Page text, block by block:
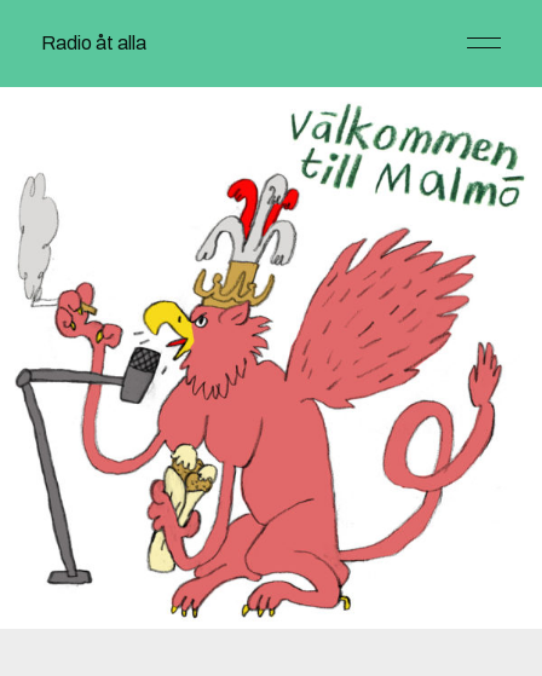
Radio åt alla